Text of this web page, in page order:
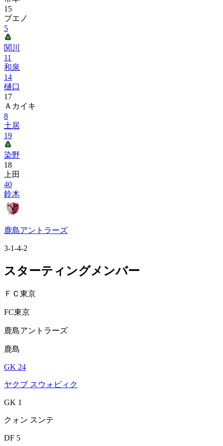
15
ブエノ
5
関川
11
和泉
14
樋口
17
Ａカイキ
8
土居
19
染野
18
上田
40
鈴木
鹿島アントラーズ
3-1-4-2
スターティングメンバー
ＦＣ東京
FC東京
鹿島アントラーズ
鹿島
GK 24
ヤクブ スウォビィク
GK 1
クォン スンテ
DF 5